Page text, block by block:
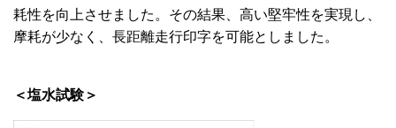
耗性を向上させました。その結果、高い堅牢性を実現し、
摩耗が少なく、長距離走行印字を可能としました。
＜塩水試験＞